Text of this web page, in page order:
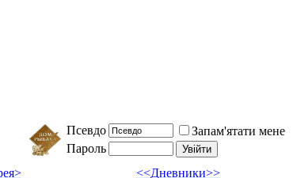
Псевдо
Запам'ятати мене
Пароль
<<Дневники>>